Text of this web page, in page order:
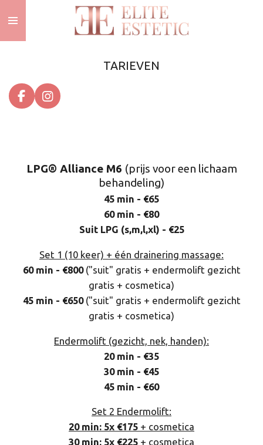
direct
naar
TARIEVEN
F
a
I
n
r
LPG® Alliance M6 (prijs voor een lichaam
behandeling)
45 min - €65
60 min - €80
Suit LPG (s,m,l,xl) - €25
Set 1 (10 keer) + één drainering massage:
60 min - €800("suit" gratis + endermolift gezicht
gratis + cosmetica)
45 min - €650("suit" gratis + endermolift gezicht
gratis + cosmetica)
Endermolift (gezicht, nek, handen):
20 min - €35
30 min - €45
45 min - €60
Set 2 Endermolift:
20 min: 5x €175 + cosmetica
30 min: 5x €225 + cosmetica